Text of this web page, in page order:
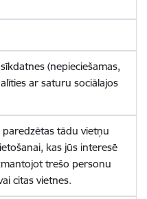
(nepieciešamas,
ar saturu sociālajos
paredzētas tādu vietņu
kas jūs interesē
trešo personu
citas vietnes.